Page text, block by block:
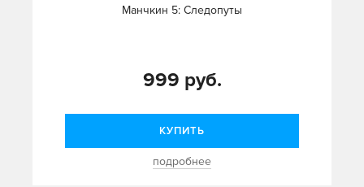
Манчкин 5: Следопуты
999 руб.
КУПИТЬ
подробнее